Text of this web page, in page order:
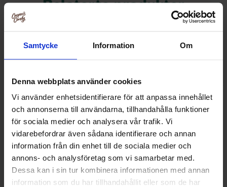
Samtycke Information Om
Denna webbplats använder cookies
Vi använder enhetsidentifierare för att anpassa innehållet
och annonserna till användarna, tillhandahålla funktioner
för sociala medier och analysera vår trafik. Vi
vidarebefordrar även sådana identifierare och annan
information från din enhet till de sociala medier och
annons- och analysföretag som vi samarbetar med.
Dessa kan i sin tur kombinera informationen med annan
information som du har tillhandahållit eller som de har
Relaterte produkter
DulcePlus Sugared Strawberry Twist
Heart 1kg
de Bron